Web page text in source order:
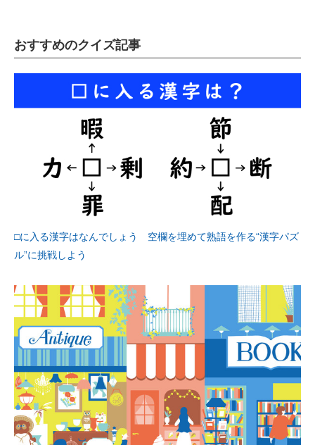
おすすめのクイズ記事
□に入る漢字はなんでしょう 空欄を埋めて熟語を作る“漢字パズ
ル”に挑戦しよう